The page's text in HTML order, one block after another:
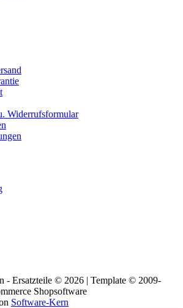
Widerrufsformular
- Ersatzteile © 2026 | Template © 2009-
Shopsoftware
Software-Kern